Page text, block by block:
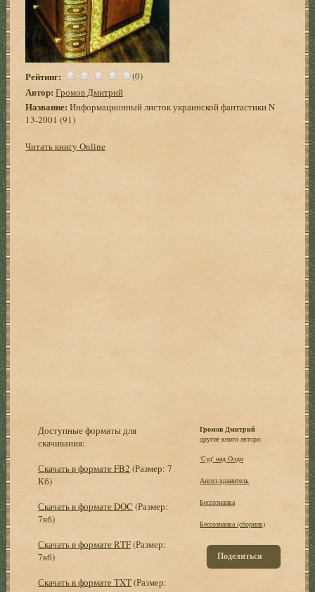
Рейтинг: (0)
Автор: Громов Дмитрий
Название: Информационный листок украинской фантастики N
13-2001 (91)
Читать книгу Online
Доступные форматы для
скачивания:
Скачать в формате FB2 (Размер: 7
Кб)
Скачать в формате DOC (Размер:
7кб)
Скачать в формате RTF(Размер:
7кб)
Скачать в формате TXT(Размер:
Громов Дмитрий
другие книги автора:
'Суд' над Олди
Ангел-хранитель
Бессознанка
Бессознанка (сборник)
Поделиться